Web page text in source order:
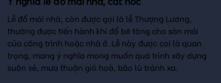
Lễ đổ mái nhà, còn được gọi là lễ Thượng Lương,
thường được tiến hành khi đổ bê tông cho sàn mái
của công trình hoặc nhà ở. Lễ này được coi là quan
trọng, mang ý nghĩa mong muốn quá trình xây dựng
suôn sẻ, mưa thuận gió hoà, bão lũ tránh xa.